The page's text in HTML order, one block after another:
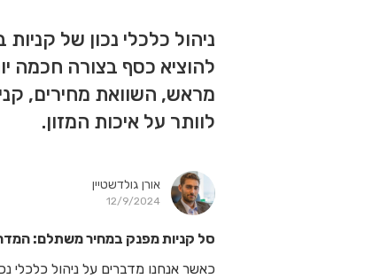
ניהול כלכלי נכון של
להוציא כסף בצורה חכמה
מראש, השוואת מחירים,
לוותר על איכות המזון.
אורן גולדשטיין
12/9/2024
סל קניות מפנק במחיר משתלם:
כאשר אנחנו מדברים על ניהול כלכלי